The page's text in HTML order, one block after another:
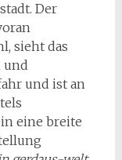
Der
sieht das
und
und ist an
eine breite